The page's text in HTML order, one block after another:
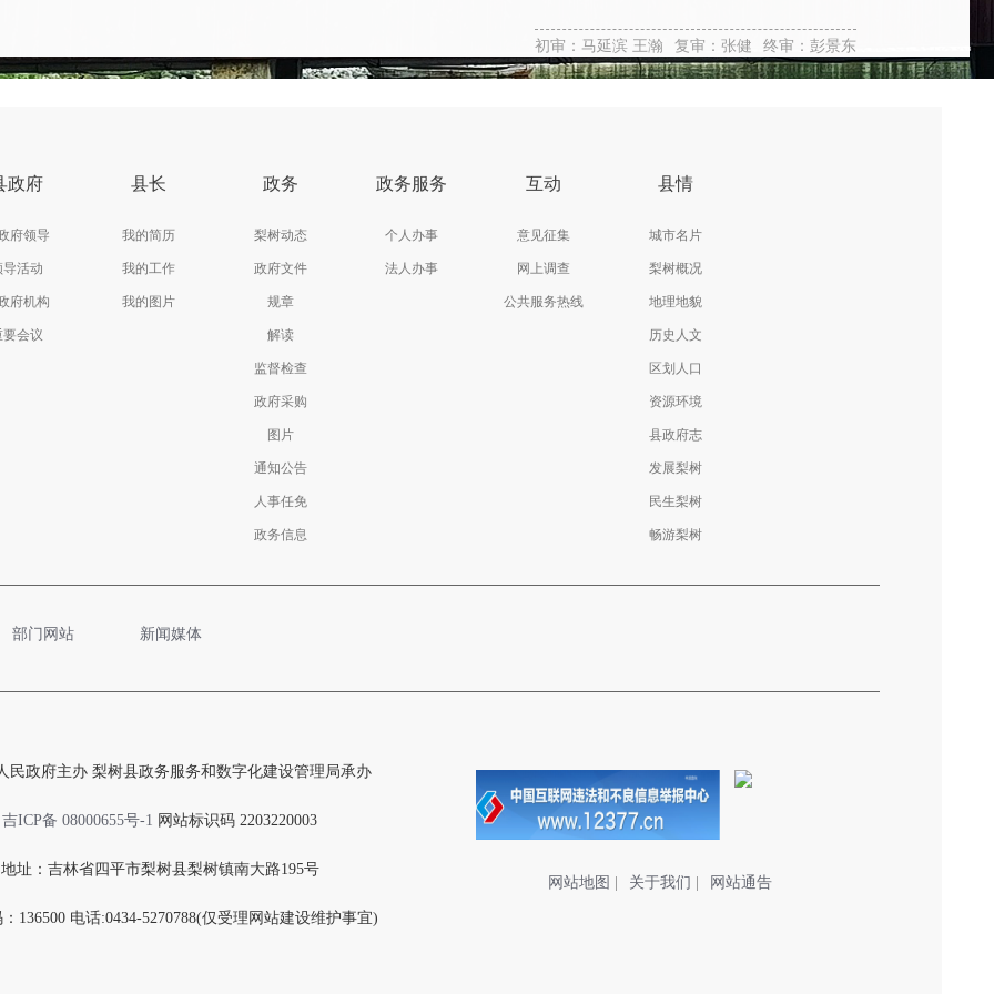
初审：马延滨 王瀚 复审：张健 终审：彭景东
政府
府领导
导活动
府机构
要会议
县长
我的简历
我的工作
我的图片
政务
梨树动态
政府文件
规章
解读
监督检查
政府采购
图片
通知公告
人事任免
政务信息
政务服务
个人办事
法人办事
互动
意见征集
网上调查
公共服务热线
县情
城市名片
梨树概况
地理地貌
历史人文
区划人口
资源环境
县政府志
发展梨树
民生梨树
畅游梨树
部门网站 新闻媒体
民政府主办 梨树县政务服务和数字化建设管理局承办
吉ICP备 08000655号-1 网站标识码 2203220003
地址：吉林省四平市梨树县梨树镇南大路195号
136500 电话:0434-5270788(仅受理网站建设维护事宜)
网站地图 关于我们 网站通告